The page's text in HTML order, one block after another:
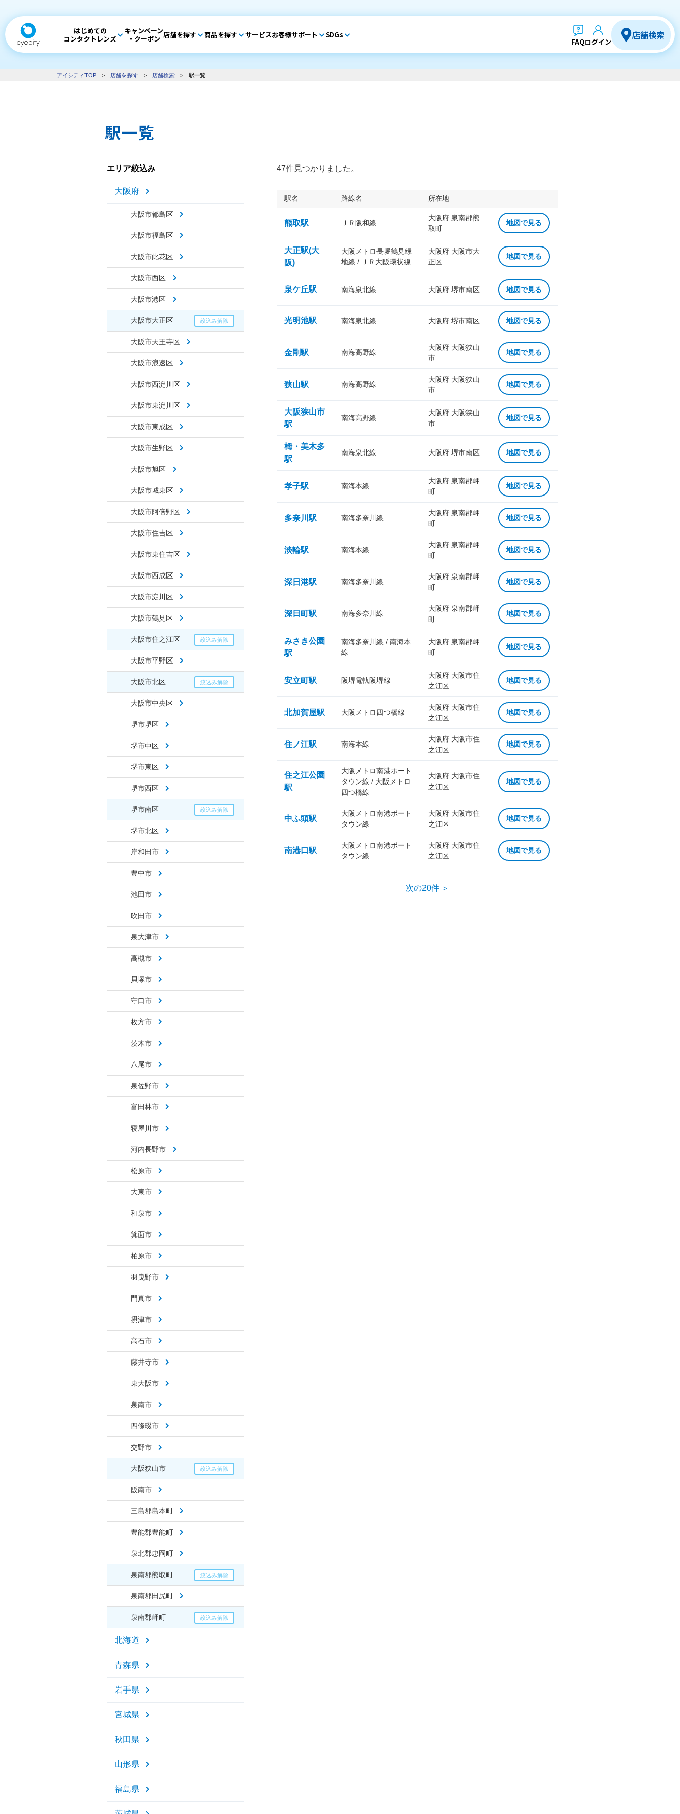
はじめての
コンタクトレンズ
キャンペーン
・クーポン 店舗を探す 商品を探す サービスお客様サポート SDGs
FAQログイン
店舗検索
アイシティTOP > 店舗を探す > 店舗検索 > 駅一覧
駅一覧
エリア絞込み
大阪府
大阪市都島区
大阪市福島区
大阪市此花区
大阪市西区
大阪市港区
大阪市大正区
大阪市天王寺区
大阪市浪速区
大阪市西淀川区
大阪市東淀川区
大阪市東成区
大阪市生野区
大阪市旭区
大阪市城東区
大阪市阿倍野区
大阪市住吉区
大阪市東住吉区
大阪市西成区
大阪市淀川区
大阪市鶴見区
大阪市住之江区
大阪市平野区
大阪市北区
大阪市中央区
堺市堺区
堺市中区
堺市東区
堺市西区
堺市南区
堺市北区
岸和田市
豊中市
池田市
吹田市
泉大津市
高槻市
貝塚市
守口市
枚方市
茨木市
八尾市
泉佐野市
富田林市
寝屋川市
河内長野市
松原市
大東市
和泉市
箕面市
柏原市
羽曳野市
門真市
摂津市
高石市
藤井寺市
東大阪市
泉南市
四條畷市
交野市
大阪狭山市
阪南市
三島郡島本町
豊能郡豊能町
泉北郡忠岡町
泉南郡熊取町
泉南郡田尻町
泉南郡岬町
北海道
青森県
岩手県
宮城県
秋田県
山形県
福島県
47件見つかりました。
駅名 路線名 所在地
熊取駅 ＪＲ阪和線
大阪府 泉南郡熊
取町
地図で見る
大正駅(大
阪)
大阪メトロ長堀鶴見緑
地線 / ＪＲ大阪環状線
大阪府 大阪市大
正区
地図で見る
泉ケ丘駅 南海泉北線 大阪府 堺市南区 地図で見る
光明池駅 南海泉北線 大阪府 堺市南区 地図で見る
金剛駅 南海高野線
大阪府 大阪狭山
市
地図で見る
狭山駅 南海高野線
大阪府 大阪狭山
市
地図で見る
大阪狭山市
駅
南海高野線
大阪府 大阪狭山
市
地図で見る
栂・美木多
駅
南海泉北線 大阪府 堺市南区 地図で見る
孝子駅 南海本線
大阪府 泉南郡岬
町
地図で見る
多奈川駅 南海多奈川線
大阪府 泉南郡岬
町
地図で見る
淡輪駅 南海本線
大阪府 泉南郡岬
町
地図で見る
深日港駅 南海多奈川線
大阪府 泉南郡岬
町
地図で見る
深日町駅 南海多奈川線
大阪府 泉南郡岬
町
地図で見る
みさき公園
駅
南海多奈川線 / 南海本
線
大阪府 泉南郡岬
町
地図で見る
安立町駅 阪堺電軌阪堺線
大阪府 大阪市住
之江区
地図で見る
北加賀屋駅 大阪メトロ四つ橋線
大阪府 大阪市住
之江区
地図で見る
住ノ江駅 南海本線
大阪府 大阪市住
之江区
地図で見る
住之江公園
駅
大阪メトロ南港ポート
タウン線 / 大阪メトロ
四つ橋線
大阪府 大阪市住
之江区
地図で見る
中ふ頭駅
大阪メトロ南港ポート
タウン線
大阪府 大阪市住
之江区
地図で見る
南港口駅
大阪メトロ南港ポート
タウン線
大阪府 大阪市住
之江区
地図で見る
次の20件 ＞